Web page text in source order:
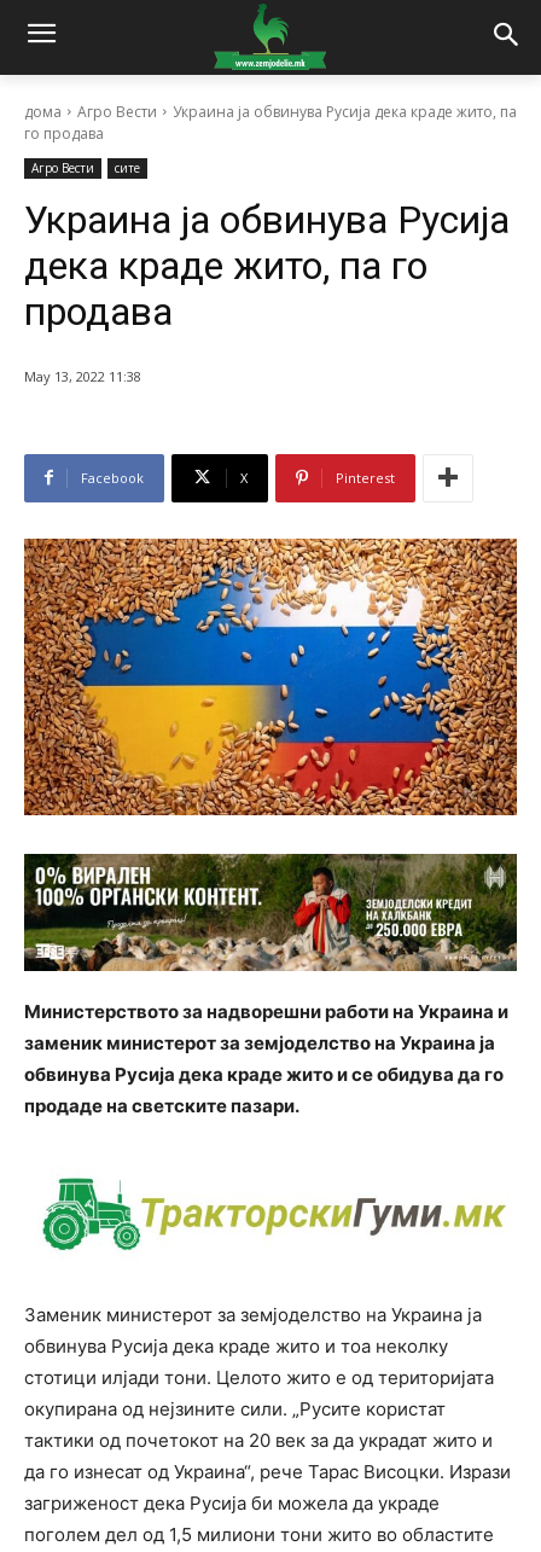
дома Агро Вести
Украина ја обвинува Русија дека краде жито, па
го продава
Агро Вести сите
Украина ја обвинува Русија
дека краде жито, па го
продава
May 13, 2022 11:38
Facebook X Pinterest
Министерството за надворешни работи на Украина и
заменик министерот за земјоделство на Украина ја
обвинува Русија дека краде жито и се обидува да го
продаде на светските пазари.
Заменик министерот за земјоделство на Украина ја
обвинува Русија дека краде жито и тоа неколку
стотици илјади тони. Целото жито е од територијата
окупирана од нејзините сили. „Русите користат
тактики од почетокот на 20 век за да украдат жито и
да го изнесат од Украина“, рече Тарас Висоцки. Изрази
загриженост дека Русија би можела да украде
поголем дел од 1,5 милиони тони жито во областите